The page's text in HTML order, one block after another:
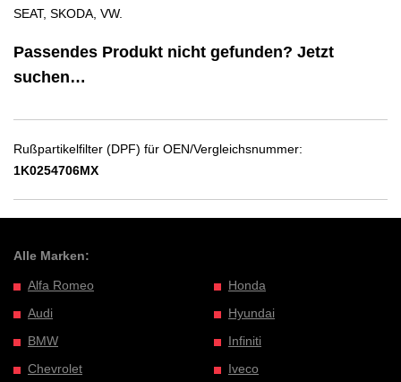
SEAT, SKODA, VW.
Passendes Produkt nicht gefunden? Jetzt
suchen…
Rußpartikelfilter (DPF) für OEN/Vergleichsnummer:
1K0254706MX
Alle Marken:
Alfa Romeo
Audi
BMW
Chevrolet
Honda
Hyundai
Infiniti
Iveco